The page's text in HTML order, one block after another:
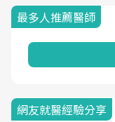
最多人推薦醫師
網友就醫經驗分享